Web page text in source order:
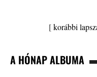
[korábbi
A HÓNAP ALBUMA